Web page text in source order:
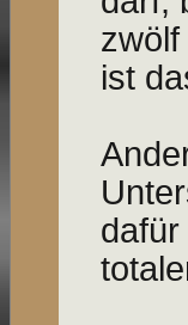
ist